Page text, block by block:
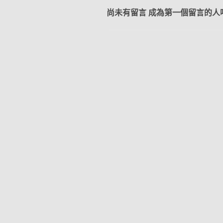
尚未有留言 成為第一個留言的人